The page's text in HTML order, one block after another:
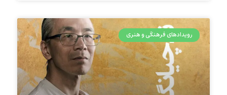
رویدادهای فرهنگی و هنری